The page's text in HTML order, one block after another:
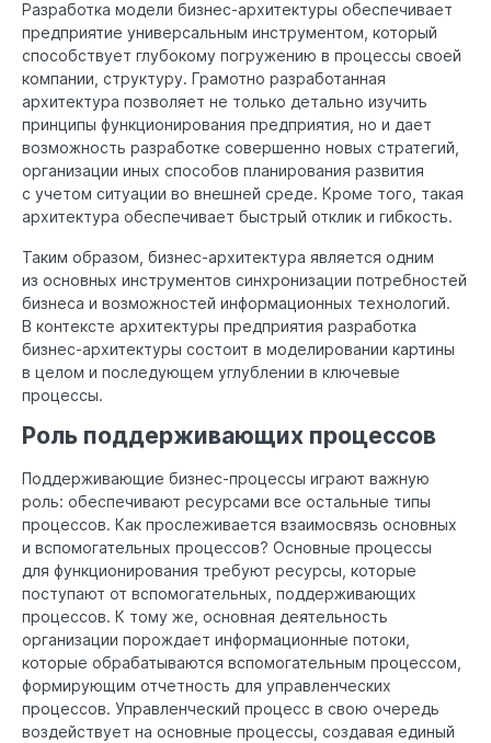
Разработка модели бизнес-архитектуры обеспечивает
предприятие универсальным инструментом, который
способствует глубокому погружению в процессы своей
компании, структуру. Грамотно разработанная
архитектура позволяет не только детально изучить
принципы функционирования предприятия, но и дает
возможность разработке совершенно новых стратегий,
организации иных способов планирования развития
с учетом ситуации во внешней среде. Кроме того, такая
архитектура обеспечивает быстрый отклик и гибкость.
Таким образом, бизнес-архитектура является одним
из основных инструментов синхронизации потребностей
бизнеса и возможностей информационных технологий.
В контексте архитектуры предприятия разработка
бизнес-архитектуры состоит в моделировании картины
в целом и последующем углублении в ключевые
процессы.
Роль поддерживающих процессов
Поддерживающие бизнес-процессы играют важную
роль: обеспечивают ресурсами все остальные типы
процессов. Как прослеживается взаимосвязь основных
и вспомогательных процессов? Основные процессы
для функционирования требуют ресурсы, которые
поступают от вспомогательных, поддерживающих
процессов. К тому же, основная деятельность
организации порождает информационные потоки,
которые обрабатываются вспомогательным процессом,
формирующим отчетность для управленческих
процессов. Управленческий процесс в свою очередь
воздействует на основные процессы, создавая единый